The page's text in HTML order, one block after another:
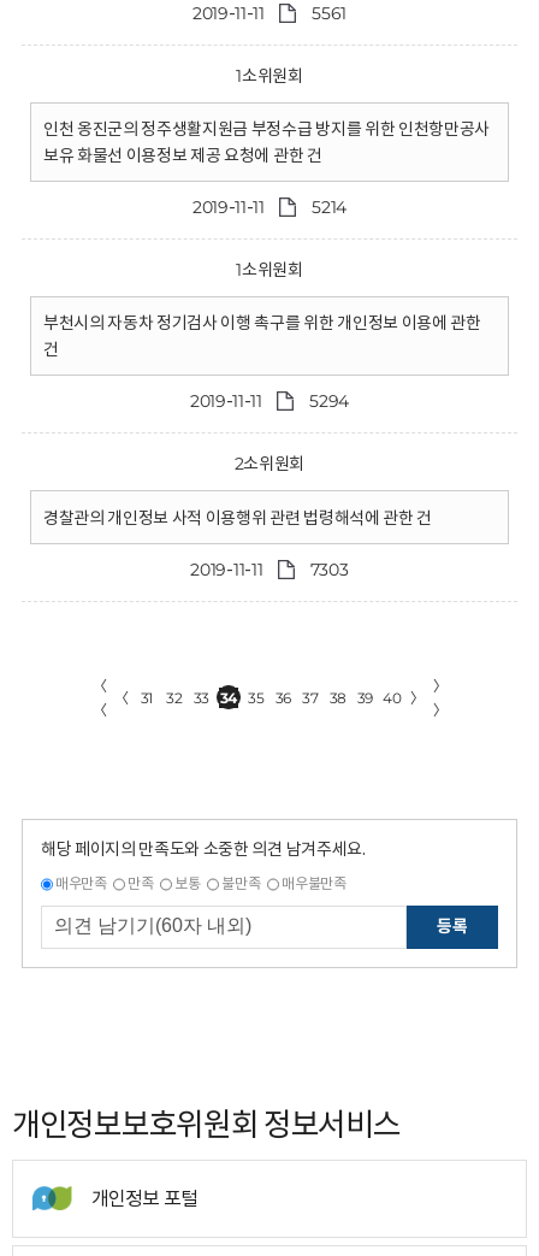
2019-11-11 5561
1소위원회
인천 옹진군의 정주생활지원금 부정수급 방지를 위한 인천항만공사
보유 화물선 이용정보 제공 요청에 관한 건
2019-11-11 5214
1소위원회
부천시의 자동차 정기검사 이행 촉구를 위한 개인정보 이용에 관한
건
2019-11-11 5294
2소위원회
경찰관의 개인정보 사적 이용행위 관련 법령해석에 관한 건
2019-11-11 7303
〈
〈
〈 31 32 33 34 35 36 37 38 39 40 〉
〉
〉
해당 페이지의 만족도와 소중한 의견 남겨주세요.
매우만족 만족 보통 불만족 매우불만족
등록
개인정보보호위원회 정보서비스
개인정보 포털